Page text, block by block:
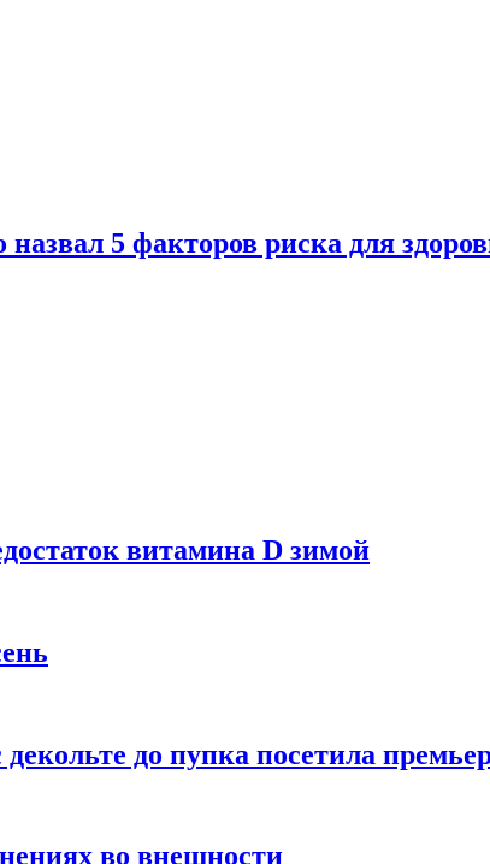
5 факторов риска для
витамина D зимой
до пупка посетила
во внешности